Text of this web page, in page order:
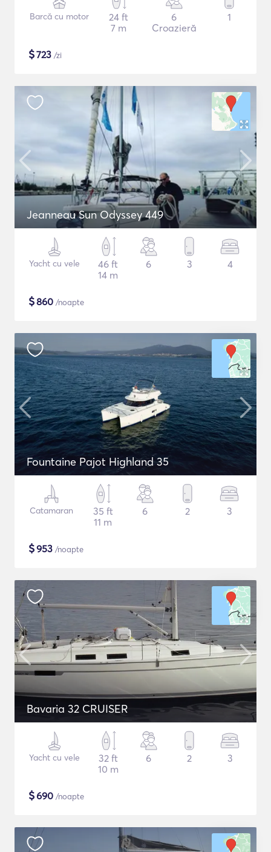
Barcă cu motor
24 ft
7 m
6
Croazieră
1
$723 /zi
Jeanneau Sun Odyssey 449
Yacht cu vele
46 ft
14 m
6 3 4
$860 /noapte
Fountaine Pajot Highland 35
Catamaran
35 ft
11 m
6 2 3
$953 /noapte
Bavaria 32 CRUISER
Yacht cu vele
32 ft
10 m
6 2 3
$690 /noapte